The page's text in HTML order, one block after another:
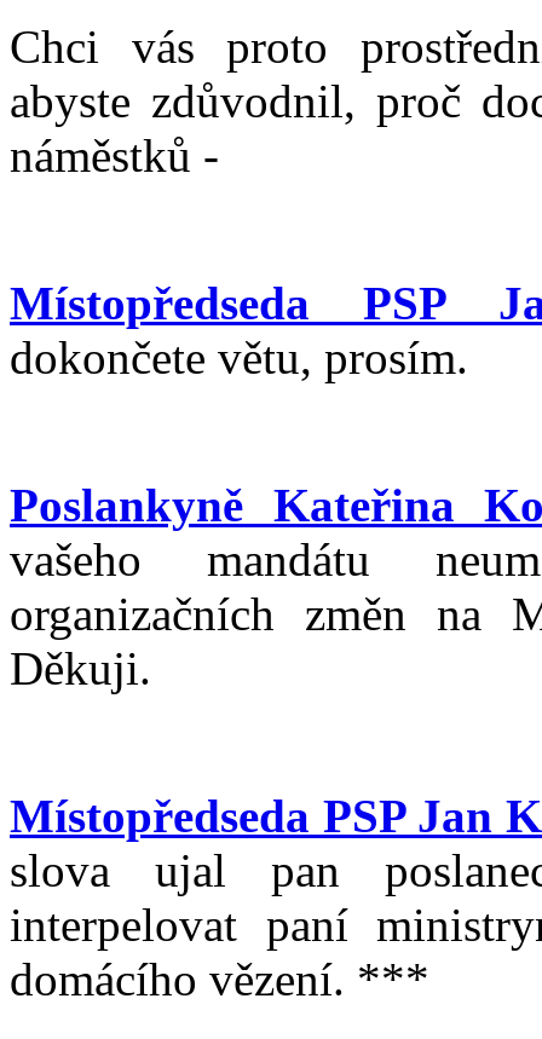
Chci vás proto
abyste zdůvodnil, proč
náměstků -
Místopředseda PSP
dokončete větu, prosím.
Poslankyně Kateřina
vašeho mandátu
organizačních změn na
Děkuji.
Místopředseda PSP Jan
slova ujal pan
interpelovat paní
domácího vězení. ***